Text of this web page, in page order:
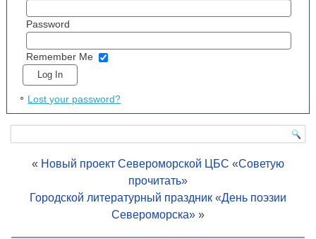
Password
Remember Me
Lost your password?
« Новый проект Североморской ЦБС «Советую
прочитать»
Городской литературный праздник «День поэзии
Североморска» »